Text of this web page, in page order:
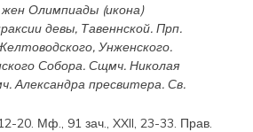
жен Олимпиады(икона)
девы, Тавеннской. Прп.
Унженского.
Собора. Сщмч. Николая
Александрапресвитера. Св.
20. Мф., 91 зач., XXII, 23-33. Прав.